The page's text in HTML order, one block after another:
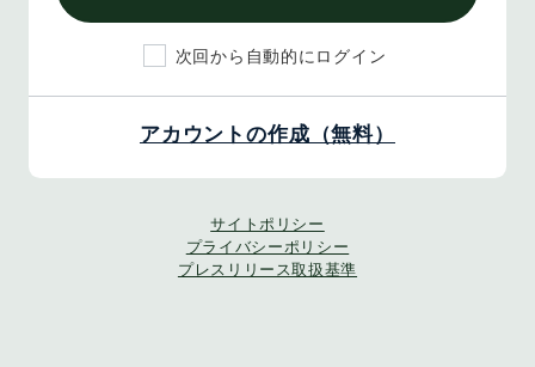
次回から自動的にログイン
アカウントの作成（無料）
サイトポリシー
プライバシーポリシー
プレスリリース取扱基準